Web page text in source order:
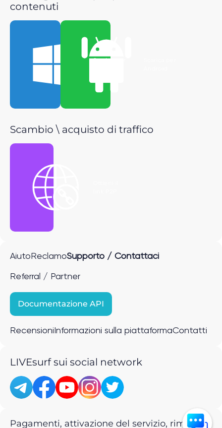
contenuti
Scarica per
Scambio \ acquisto di traffico
Aiuto ReclamoSupporto / Contattaci
Referral / Partner
Documentazione API
Recensioni Informazioni sulla piattaformaContatti
LIVEsurf sui social network
Pagamenti, attivazione del servizio, rimborsi